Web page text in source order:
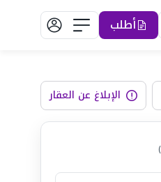
أطلب
الإبلاغ عن العقار